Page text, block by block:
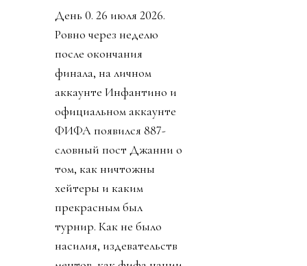
День 0. 26 июля 2026.
Ровно через неделю
после окончания
финала, на личном
аккаунте Инфантино и
официальном аккаунте
ФИФА появился 887-
словный пост Джанни о
том, как ничтожны
хейтеры и каким
прекрасным был
турнир. Как не было
насилия, издевательств